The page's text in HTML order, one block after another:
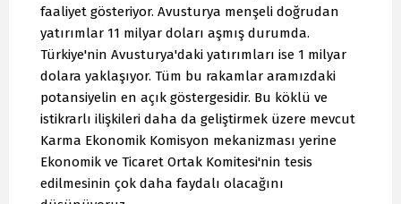
faaliyet gösteriyor. Avusturya menşeli doğrudan
yatırımlar 11 milyar doları aşmış durumda.
Türkiye'nin Avusturya'daki yatırımları ise 1 milyar
dolara yaklaşıyor. Tüm bu rakamlar aramızdaki
potansiyelin en açık göstergesidir. Bu köklü ve
istikrarlı ilişkileri daha da geliştirmek üzere mevcut
Karma Ekonomik Komisyon mekanizması yerine
Ekonomik ve Ticaret Ortak Komitesi'nin tesis
edilmesinin çok daha faydalı olacağını